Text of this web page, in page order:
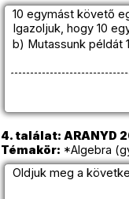
10 egymást követő
Igazoljuk, hogy 10
b) Mutassunk példát
4. találat: ARANYD
Témakör: *Algebra
Oldjuk meg a